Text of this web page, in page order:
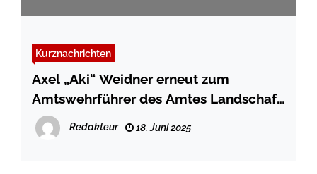
Kurznachrichten
Axel „Aki“ Weidner erneut zum
Amtswehrführer des Amtes Landschaft
Sylt ernannt
Redakteur 18. Juni 2025